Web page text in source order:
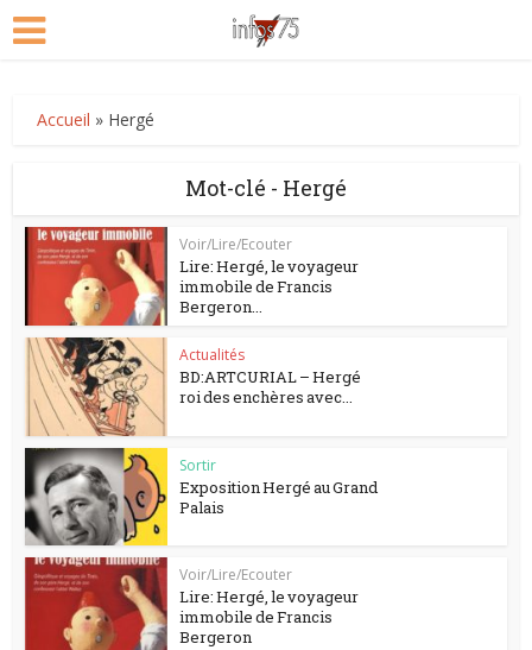
Accueil » Hergé
Mot-clé - Hergé
Voir/Lire/Ecouter
Lire: Hergé, le voyageur
immobile de Francis
Bergeron...
Actualités
BD:ARTCURIAL – Hergé
roi des enchères avec...
Sortir
Exposition Hergé au Grand
Palais
Voir/Lire/Ecouter
Lire: Hergé, le voyageur
immobile de Francis
Bergeron